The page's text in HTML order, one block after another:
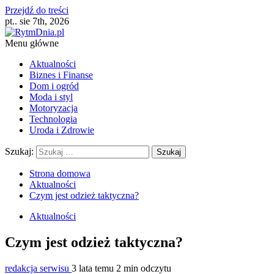
Przejdź do treści
pt.. sie 7th, 2026
Menu główne
Aktualności
Biznes i Finanse
Dom i ogród
Moda i styl
Motoryzacja
Technologia
Uroda i Zdrowie
Szukaj:
Strona domowa
Aktualności
Czym jest odzież taktyczna?
Aktualności
Czym jest odzież taktyczna?
redakcja serwisu 3 lata temu 2 min odczytu